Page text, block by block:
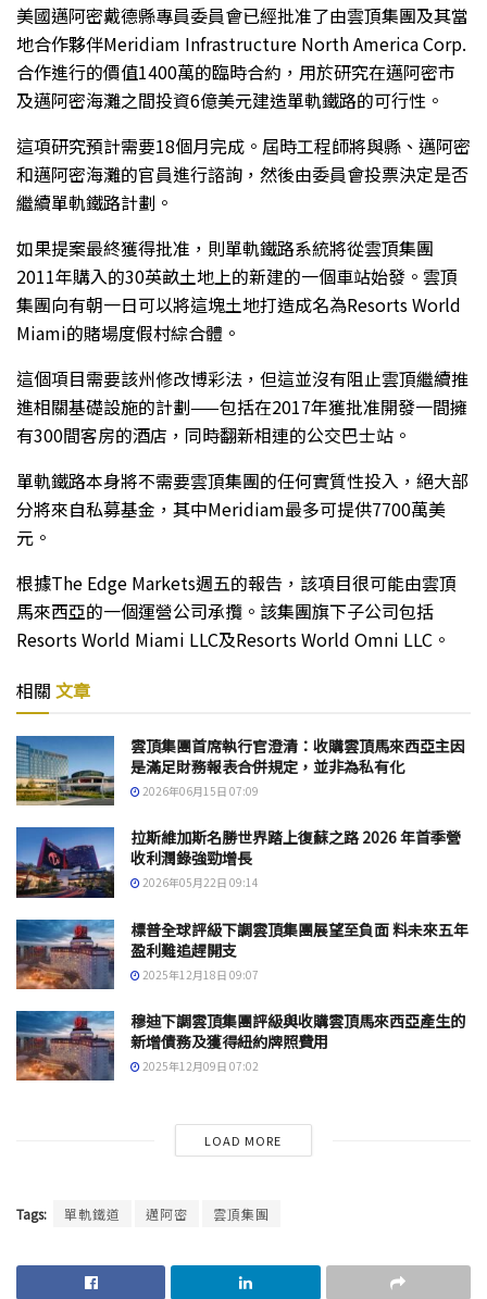
美國邁阿密戴德縣專員委員會已經批准了由雲頂集團及其當
地合作夥伴Meridiam Infrastructure North America Corp.
合作進行的價值1400萬的臨時合約，用於研究在邁阿密市
及邁阿密海灘之間投資6億美元建造單軌鐵路的可行性。
這項研究預計需要18個月完成。屆時工程師將與縣、邁阿密
和邁阿密海灘的官員進行諮詢，然後由委員會投票決定是否
繼續單軌鐵路計劃。
如果提案最終獲得批准，則單軌鐵路系統將從雲頂集團
2011年購入的30英畝土地上的新建的一個車站始發。雲頂
集團向有朝一日可以將這塊土地打造成名為Resorts World
Miami的賭場度假村綜合體。
這個項目需要該州修改博彩法，但這並沒有阻止雲頂繼續推
進相關基礎設施的計劃——包括在2017年獲批准開發一間擁
有300間客房的酒店，同時翻新相連的公交巴士站。
單軌鐵路本身將不需要雲頂集團的任何實質性投入，絕大部
分將來自私募基金，其中Meridiam最多可提供7700萬美
元。
根據The Edge Markets週五的報告，該項目很可能由雲頂
馬來西亞的一個運營公司承攬。該集團旗下子公司包括
Resorts World Miami LLC及Resorts World Omni LLC。
相關 文章
雲頂集團首席執行官澄清：收購雲頂馬來西亞主因
是滿足財務報表合併規定，並非為私有化
2026年06月15日 07:09
拉斯維加斯名勝世界踏上復蘇之路 2026 年首季營
收利潤錄強勁增長
2026年05月22日 09:14
標普全球評級下調雲頂集團展望至負面 料未來五年
盈利難追趕開支
2025年12月18日 09:07
穆迪下調雲頂集團評級與收購雲頂馬來西亞產生的
新增債務及獲得紐約牌照費用
2025年12月09日 07:02
LOAD MORE
Tags: 單軌鐵道 邁阿密 雲頂集團